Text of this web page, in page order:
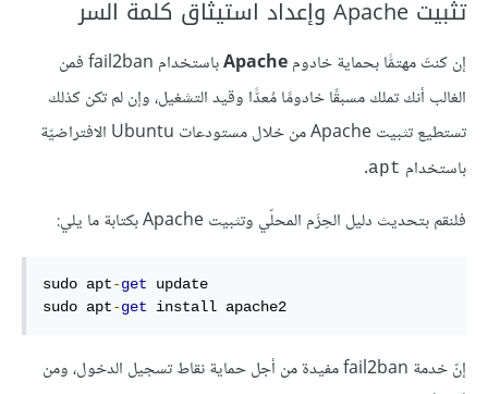
تثبيت Apache وإعداد استيثاق كلمة السر
إن كنتَ مهتمًّا بحماية خادومApache
باستخدام fail2ban فمن
الغالب أنك تملك مسبقًا خادومًا مُعدًّا وقيد التشغيل، وإن لم تكن كذلك
تستطيع تثبيت Apache من خلال مستودعات Ubuntu الافتراضيّة
باستخدام apt
.
فلنقم بتحديث دليل الحِزَم المحلّي وتثبيت Apache بكتابة ما يلي:
sudo apt-get update
sudo apt-get install apache2
إنّ خدمة fail2ban مفيدة من أجل حماية نقاط تسجيل الدخول، ومن